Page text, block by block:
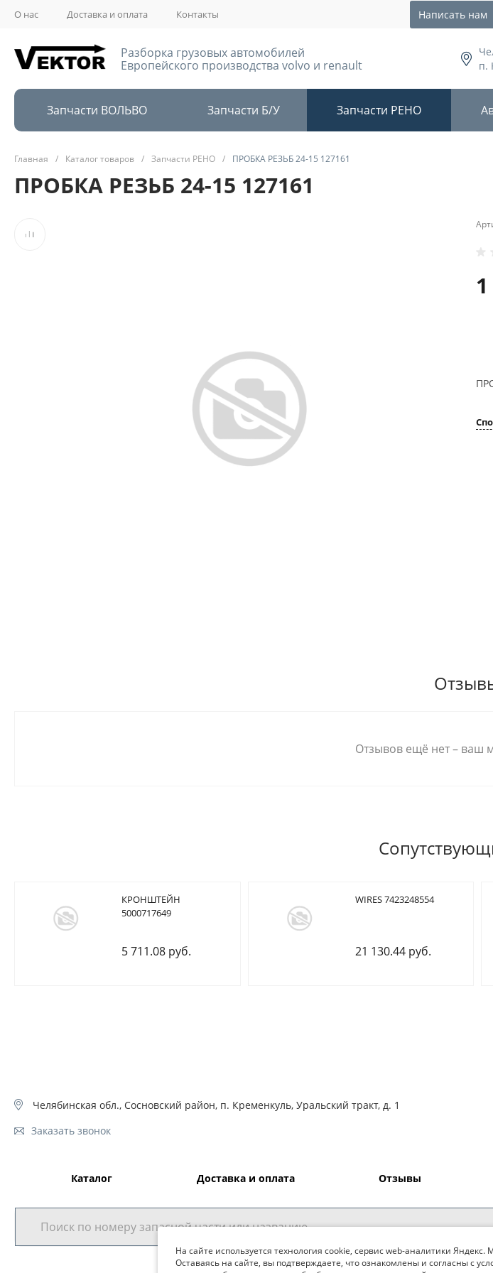
О нас Доставка и оплата Контакты Написать нам
Разборка грузовых автомобилей
Европейского производства volvo и renault
п.
Запчасти ВОЛЬВО Запчасти Б/У Запчасти РЕНО
Главная / Каталог товаров / Запчасти РЕНО / ПРОБКА РЕЗЬБ 24-15 127161
ПРОБКА РЕЗЬБ 24-15 127161
Отзывов ещё нет – ваш
КРОНШТЕЙН
5000717649
5 711.08 руб.
WIRES 7423248554
21 130.44 руб.
Челябинская обл., Сосновский район, п. Кременкуль, Уральский тракт, д. 1
Заказать звонок
Каталог Доставка и оплата Отзывы
На сайте используется технология cookie, сервис web-аналитики
Оставаясь на сайте, вы подтверждаете, что ознакомлены и согласны с